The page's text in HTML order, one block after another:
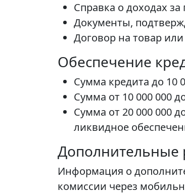
Справка о доходах
Документы,
Договор на товар
Обеспечение
Сумма кредита до 10
Сумма от 10 000 000
Сумма от 20 000 000
ликвидное
Дополнительные
Информация о
комиссии через